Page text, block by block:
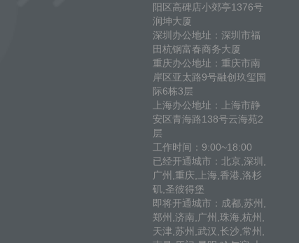
阳区高碑店小郊亭1376号
润坤大厦
深圳办公地址：深圳市福
田杭钢富春商务大厦
重庆办公地址：重庆市南
岸区亚太路9号融创玖玺国
际6栋3层
上海办公地址：上海市静
安区青海路138号云海苑2
层
工作时间：9:00~18:00
已经开通城市：北京,深圳,
广州,重庆,上海,香港,洛杉
矶,圣彼得堡
即将开通城市：成都,苏州,
郑州,济南,广州,珠海,杭州,
天津,苏州,武汉,长沙,常州,